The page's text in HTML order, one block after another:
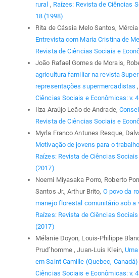
rural , Raízes: Revista de Ciências
18 (1998)
Rita de Cássia Melo Santos,
Entrevista com Maria Cristina de
Revista de Ciências Sociais e
João Rafael Gomes de Morais,
agricultura familiar na revista
representações supermercadistas,
Ciências Sociais e Econômicas: v.
Ilza Araújo Leão de Andrade,
Revista de Ciências Sociais e
Myrla Franco Antunes Resque,
Motivação de jovens para o
Raízes: Revista de Ciências
(2017)
Noemi Miyasaka Porro, Roberto
Santos Jr., Arthur Brito, O povo da
manejo florestal comunitário sob a
Raízes: Revista de Ciências
(2017)
Mélanie Doyon, Louis-Philippe
Prud’homme , Juan-Luis Klein,
em Saint Camille (Quebec,
Ciências Sociais e Econômicas: v.